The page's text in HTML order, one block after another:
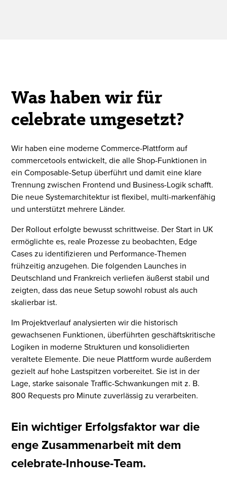
Was haben wir für
celebrate umgesetzt?
Wir haben eine moderne Commerce-Plattform auf
commercetools entwickelt, die alle Shop-Funktionen in
ein Composable-Setup überführt und damit eine klare
Trennung zwischen Frontend und Business-Logik schafft.
Die neue Systemarchitektur ist flexibel, multi-markenfähig
und unterstützt mehrere Länder.
Der Rollout erfolgte bewusst schrittweise. Der Start in UK
ermöglichte es, reale Prozesse zu beobachten, Edge
Cases zu identifizieren und Performance-Themen
frühzeitig anzugehen. Die folgenden Launches in
Deutschland und Frankreich verliefen äußerst stabil und
zeigten, dass das neue Setup sowohl robust als auch
skalierbar ist.
Im Projektverlauf analysierten wir die historisch
gewachsenen Funktionen, überführten geschäftskritische
Logiken in moderne Strukturen und konsolidierten
veraltete Elemente. Die neue Plattform wurde außerdem
gezielt auf hohe Lastspitzen vorbereitet. Sie ist in der
Lage, starke saisonale Traffic-Schwankungen mit z. B.
800 Requests pro Minute zuverlässig zu verarbeiten.
Ein wichtiger Erfolgsfaktor war die
enge Zusammenarbeit mit dem
celebrate-Inhouse-Team.